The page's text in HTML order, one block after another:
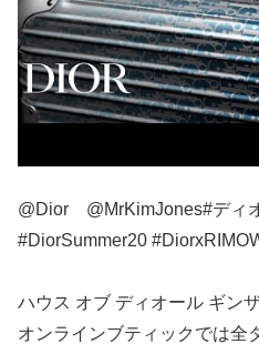
@Dior @MrKimJones#ディ
#DiorSummer20
ハウス オブ ディオール ギン
オンラインブティックでは全